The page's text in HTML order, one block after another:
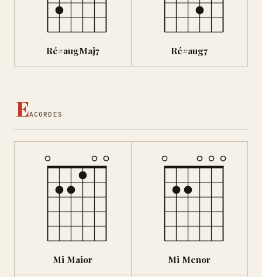
Ré#augMaj7 Ré#aug7
EACORDES
Mi Maior Mi Menor